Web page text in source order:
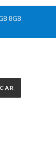
BÚSQUEDA
8GB